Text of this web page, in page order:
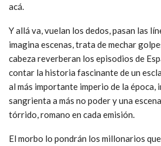
acá.
Y allá va, vuelan los dedos, pasan las
imagina escenas, trata de mechar
cabeza reverberan los episodios de
contar la historia fascinante de un
al más importante imperio de la época,
sangrienta a más no poder y una
tórrido, romano en cada emisión.
El morbo lo pondrán los millonarios que